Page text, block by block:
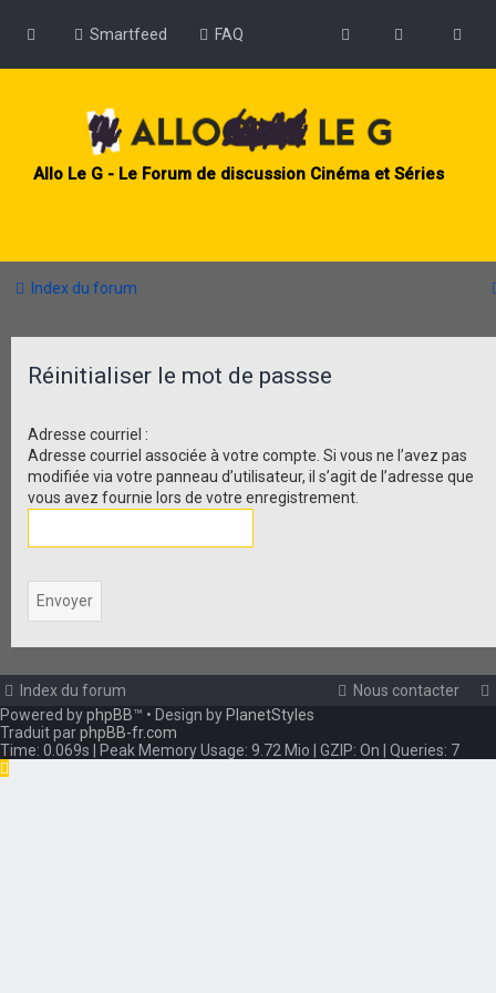
Smartfeed FAQ
Allo Le G - Le Forum de discussion Cinéma et Séries
Index du forum
Réinitialiser le mot de passse
Adresse courriel :
Adresse courriel associée à votre compte. Si vous ne l’avez pas
modifiée via votre panneau d’utilisateur, il s’agit de l’adresse que
vous avez fournie lors de votre enregistrement.
Index du forum
Nous contacter
Powered byphpBB™ • Design by PlanetStyles
Traduit parphpBB-fr.com
Time: 0.069s | Peak Memory Usage: 9.72 Mio | GZIP: On | Queries: 7